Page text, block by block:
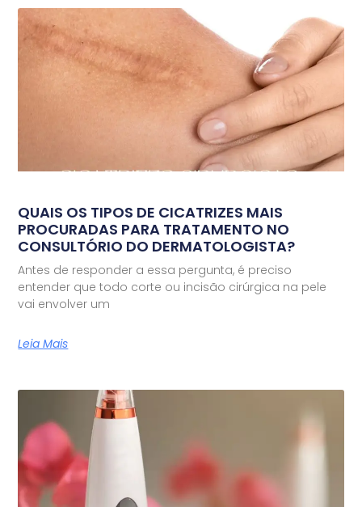
QUAIS OS TIPOS DE CICATRIZES MAIS
PROCURADAS PARA TRATAMENTO NO
CONSULTÓRIO DO DERMATOLOGISTA?
Antes de responder a essa pergunta, é preciso
entender que todo corte ou incisão cirúrgica na pele
vai envolver um
Leia Mais